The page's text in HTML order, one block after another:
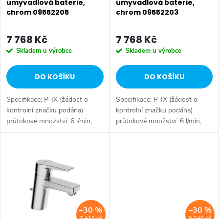
r
d
u
k
t
ů
r
o
d
u
k
t
umyvadlová baterie,
chrom 09552205
7 768 Kč
Skladem u výrobce
DO KOŠÍKU
Specifikace: P-IX (žádost o
kontrolní značku podána)
průtokové množství: 6 l/min,
měřeno při 3 barech
zinek (MS 63)...
umyvadlová baterie,
chrom 09552203
7 768 Kč
Skladem u výrobce
DO KOŠÍKU
Specifikace: P-IX (žádost o
kontrolní značku podána)
průtokové množství: 6 l/min,
měřeno při 3 barech
–30 % –30 %